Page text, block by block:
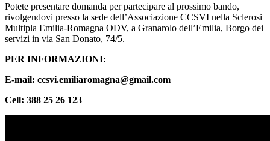
Potete presentare domanda per partecipare al prossimo bando,
rivolgendovi presso la sede dell’Associazione CCSVI nella Sclerosi
Multipla Emilia-Romagna ODV, a Granarolo dell’Emilia, Borgo dei
servizi in via San Donato, 74/5.
PER INFORMAZIONI:
E-mail: ccsvi.emiliaromagna@gmail.com
Cell: 388 25 26 123